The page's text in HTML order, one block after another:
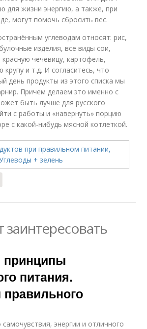
для жизни энергию, а также, при
могут помочь сбросить вес.
углеводам относят: рис,
изделия, все виды сои,
чечевицу, картофель,
крупу и т.д. И согласитесь, что
день продукты из этого списка мы
Причем делаем это именно с
быть лучше для русского
с работы и «навернуть» порцию
с какой-нибудь мясной котлеткой.
питания.
энергии и отличного